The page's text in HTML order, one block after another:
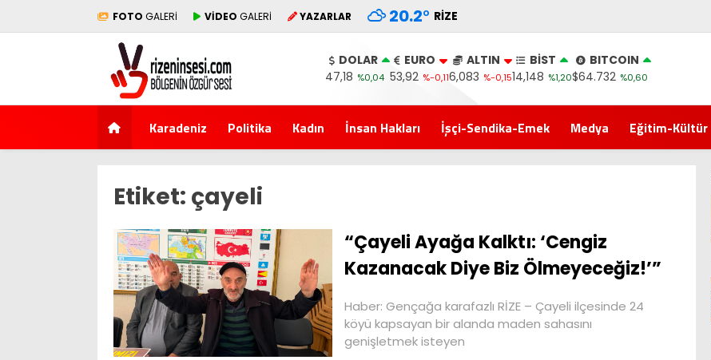
FOTO GALERİ VİDEO GALERİ YAZARLAR 20.2° RIZE
DOLAR
47,18 %0,04
EURO
53,92 %-0,11
ALTIN
6,083 %-0,15
BİST
14,148 %1,20
BITCOIN
$64.732 %0,60
Karadeniz Politika Kadın İnsan Hakları İşçi-Sendika-Emek Medya Eğitim-Kültür
Etiket: çayeli
“Çayeli Ayağa Kalktı: ‘Cengiz
Kazanacak Diye Biz Ölmeyeceğiz!’”
Haber: Gençağa karafazlı RİZE – Çayeli ilçesinde 24
köyü kapsayan bir alanda maden sahasını
genişletmek isteyen